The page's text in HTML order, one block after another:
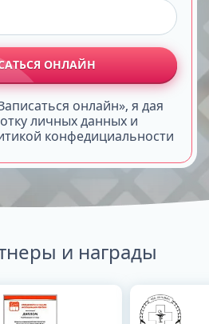
ОНЛАЙН
онлайн», я дая
личных данных и
конфедициальности
и награды